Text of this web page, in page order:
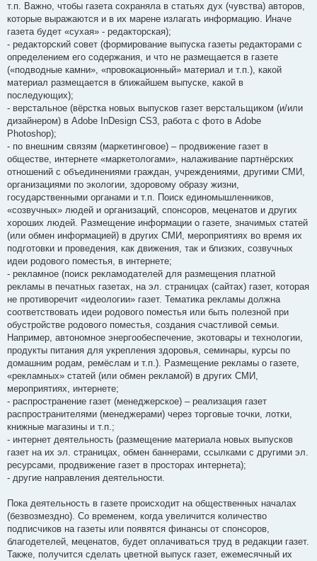
т.п. Важно, чтобы газета сохраняла в статьях дух (чувства) авторов,
которые выражаются и в их марене излагать информацию. Иначе
газета будет «сухая» - редакторская);
- редакторский совет (формирование выпуска газеты редакторами с
определением его содержания, и что не размещается в газете
(«подводные камни», «провокационный» материал и т.п.), какой
материал размещается в ближайшем выпуске, какой в
последующих);
- верстальное (вёрстка новых выпусков газет верстальщиком (и/или
дизайнером) в Adobe InDesign CS3, работа с фото в Adobe
Photoshop);
- по внешним связям (маркетинговое) – продвижение газет в
обществе, интернете «маркетологами», налаживание партнёрских
отношений с объединениями граждан, учреждениями, другими СМИ,
организациями по экологии, здоровому образу жизни,
государственными органами и т.п. Поиск единомышленников,
«созвучных» людей и организаций, спонсоров, меценатов и других
хороших людей. Размещение информации о газете, значимых статей
(или обмен информацией) в других СМИ, мероприятиях во время их
подготовки и проведения, как движения, так и близких, созвучных
идеи родового поместья, в интернете;
- рекламное (поиск рекламодателей для размещения платной
рекламы в печатных газетах, на эл. страницах (сайтах) газет, которая
не противоречит «идеологии» газет. Тематика рекламы должна
соответствовать идеи родового поместья или быть полезной при
обустройстве родового поместья, создания счастливой семьи.
Например, автономное энергообеспечение, экотовары и технологии,
продукты питания для укрепления здоровья, семинары, курсы по
домашним родам, ремёслам и т.п.). Размещение рекламы о газете,
«рекламных» статей (или обмен рекламой) в других СМИ,
мероприятиях, интернете;
- распространение газет (менеджерское) – реализация газет
распространителями (менеджерами) через торговые точки, лотки,
книжные магазины и т.п.;
- интернет деятельность (размещение материала новых выпусков
газет на их эл. страницах, обмен баннерами, ссылками с другими эл.
ресурсами, продвижение газет в просторах интернета);
- другие направления деятельности.
Пока деятельность в газете происходит на общественных началах
(безвозмездно). Со временем, когда увеличится количество
подписчиков на газеты или появятся финансы от спонсоров,
благодетелей, меценатов, будет оплачиваться труд в редакции газет.
Также, получится сделать цветной выпуск газет, ежемесячный их